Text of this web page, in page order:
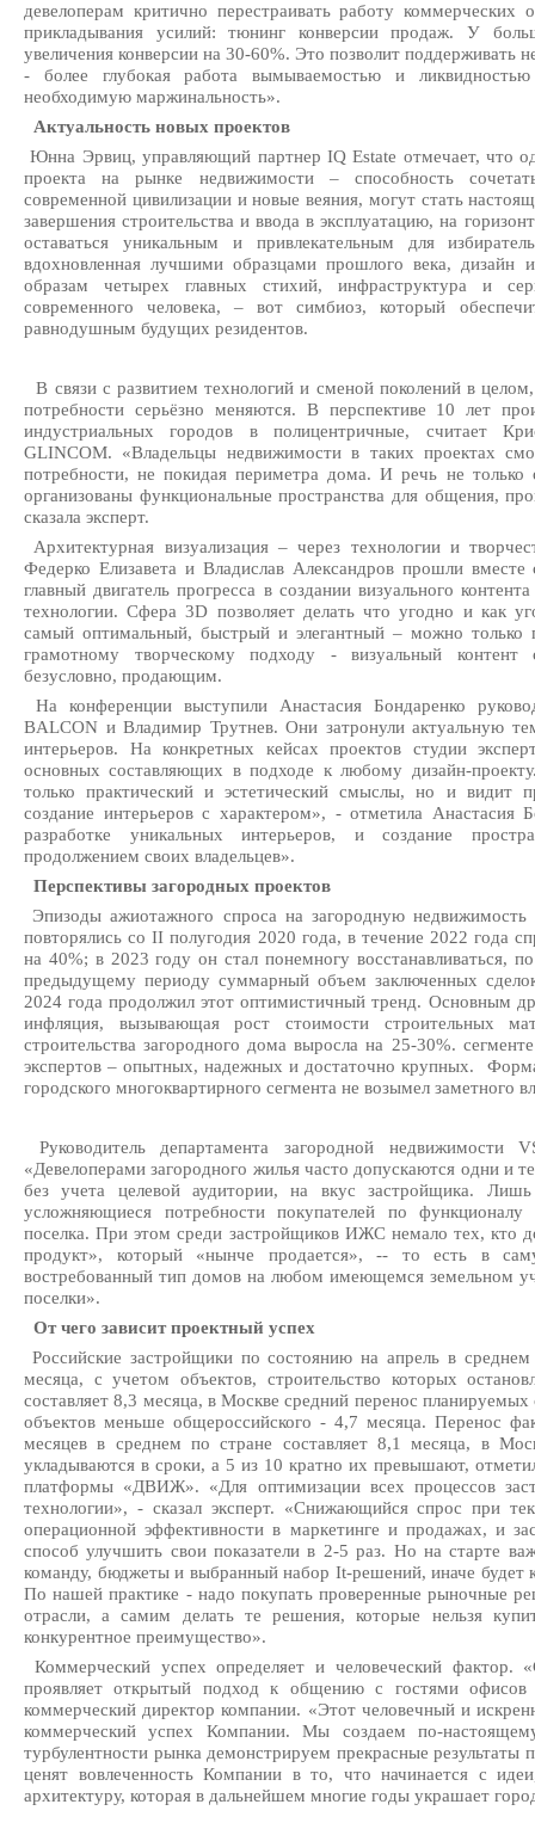
девелоперам критично перестраивать работу
прикладывания усилий: тюнинг конверсии продаж. У
увеличения конверсии на 30-60%. Это позволит
- более глубокая работа вымываемостью и ликвидностью
необходимую маржинальность».
Актуальность новых проектов
Юнна Эрвиц, управляющий партнер IQ Estate отмечает, что
проекта на рынке недвижимости – способность
современной цивилизации и новые веяния, могут стать
завершения строительства и ввода в эксплуатацию, на
оставаться уникальным и привлекательным для
вдохновленная лучшими образцами прошлого века,
образам четырех главных стихий, инфраструктура и
современного человека, – вот симбиоз, который
равнодушным будущих резидентов.
В связи с развитием технологий и сменой поколений в
потребности серьёзно меняются. В перспективе 10 лет
индустриальных городов в полицентричные, считает
GLINCOM. «Владельцы недвижимости в таких проектах
потребности, не покидая периметра дома. И речь не только
организованы функциональные пространства для общения,
сказала эксперт.
Архитектурная визуализация – через технологии и
Федерко Елизавета и Владислав Александров прошли
главный двигатель прогресса в создании визуального
технологии. Сфера 3D позволяет делать что угодно и как
самый оптимальный, быстрый и элегантный – можно только
грамотному творческому подходу - визуальный
безусловно, продающим.
На конференции выступили Анастасия Бондаренко
BALCON и Владимир Трутнев. Они затронули актуальную
интерьеров. На конкретных кейсах проектов студии
основных составляющих в подходе к любому дизайн-
только практический и эстетический смыслы, но и видит
создание интерьеров с характером», - отметила Анастасия
разработке уникальных интерьеров, и создание
продолжением своих владельцев».
Перспективы загородных проектов
Эпизоды ажиотажного спроса на загородную
повторялись со II полугодия 2020 года, в течение 2022 года
на 40%; в 2023 году он стал понемногу восстанавливаться,
предыдущему периоду суммарный объем заключенных
2024 года продолжил этот оптимистичный тренд. Основным
инфляция, вызывающая рост стоимости строительных
строительства загородного дома выросла на 25-30%.
экспертов – опытных, надежных и достаточно крупных.
городского многоквартирного сегмента не возымел заметного
Руководитель департамента загородной
«Девелоперами загородного жилья часто допускаются одни и
без учета целевой аудитории, на вкус застройщика.
усложняющиеся потребности покупателей по
поселка. При этом среди застройщиков ИЖС немало тех, кто
продукт», который «нынче продается», -- то есть в
востребованный тип домов на любом имеющемся земельном
поселки».
От чего зависит проектный успех
Российские застройщики по состоянию на апрель в
месяца, с учетом объектов, строительство которых
составляет 8,3 месяца, в Москве средний перенос
объектов меньше общероссийского - 4,7 месяца. Перенос
месяцев в среднем по стране составляет 8,1 месяца, в
укладываются в сроки, а 5 из 10 кратно их превышают,
платформы «ДВИЖ». «Для оптимизации всех процессов
технологии», - сказал эксперт. «Снижающийся спрос при
операционной эффективности в маркетинге и продажах, и
способ улучшить свои показатели в 2-5 раз. Но на старте
команду, бюджеты и выбранный набор It-решений, иначе будет
По нашей практике - надо покупать проверенные рыночные
отрасли, а самим делать те решения, которые нельзя
конкурентное преимущество».
Коммерческий успех определяет и человеческий фактор.
проявляет открытый подход к общению с гостями офисов
коммерческий директор компании. «Этот человечный и
коммерческий успех Компании. Мы создаем по-
турбулентности рынка демонстрируем прекрасные
ценят вовлеченность Компании в то, что начинается с
архитектуру, которая в дальнейшем многие годы украшает